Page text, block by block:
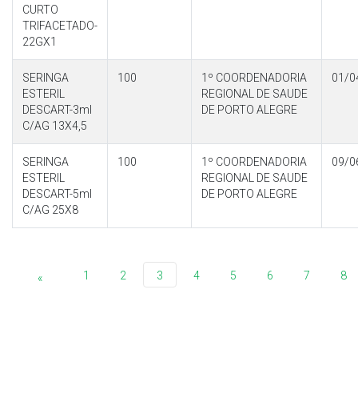
CURTO
TRIFACETADO-
22GX1
SERINGA
ESTERIL
DESCART-3ml
C/AG 13X4,5
100
1º COORDENADORIA
REGIONAL DE SAUDE
DE PORTO ALEGRE
01/
SERINGA
ESTERIL
DESCART-5ml
C/AG 25X8
100
1º COORDENADORIA
REGIONAL DE SAUDE
DE PORTO ALEGRE
09/
« 1 2 3 4 5 6 7 8